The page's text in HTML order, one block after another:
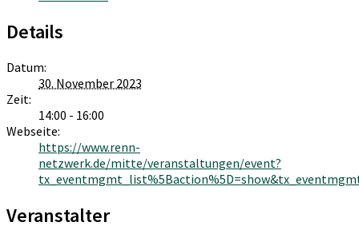
Details
Datum:
30. November 2023
Zeit:
14:00 - 16:00
Webseite:
https://www.renn-
netzwerk.de/mitte/veranstaltungen/event?
Veranstalter